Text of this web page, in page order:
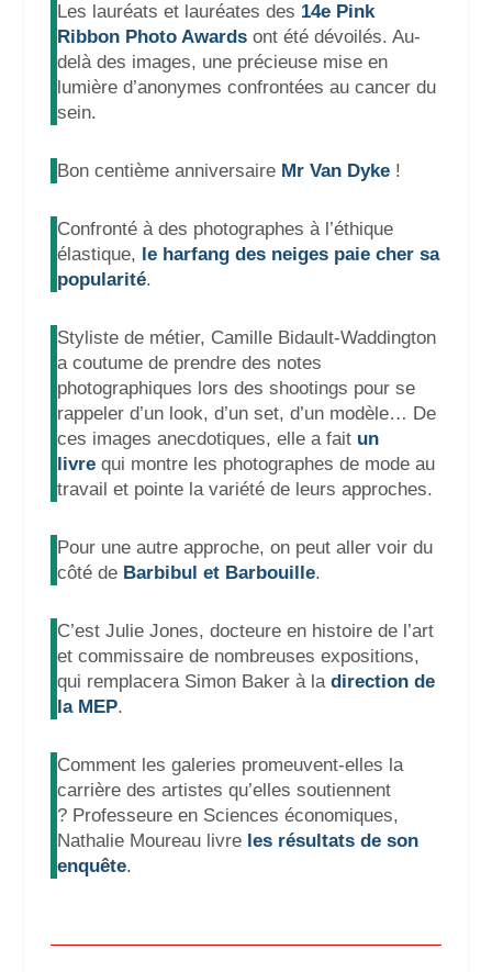
Les lauréats et lauréates des 14e Pink
Ribbon Photo Awardsont été dévoilés. Au-
delà des images, une précieuse mise en
lumière d’anonymes confrontées au cancer du
sein.
Bon centième anniversaire Mr Van Dyke !
Confronté à des photographes à l’éthique
élastique, le harfang des neiges paie cher sa
popularité.
Styliste de métier, Camille Bidault-Waddington
a coutume de prendre des notes
photographiques lors des shootings pour se
rappeler d’un look, d’un set, d’un modèle… De
ces images anecdotiques, elle a fait un
livrequi montre les photographes de mode au
travail et pointe la variété de leurs approches.
Pour une autre approche, on peut aller voir du
côté de Barbibul et Barbouille.
C’est Julie Jones, docteure en histoire de l’art
et commissaire de nombreuses expositions,
qui remplacera Simon Baker à la direction de
la MEP.
Comment les galeries promeuvent-elles la
carrière des artistes qu’elles soutiennent
? Professeure en Sciences économiques,
Nathalie Moureau livre les résultats de son
enquête.